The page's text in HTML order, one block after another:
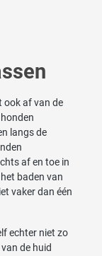
ook af van de
langs de
af en toe in
baden van
vaker dan één
echter niet zo
de huid